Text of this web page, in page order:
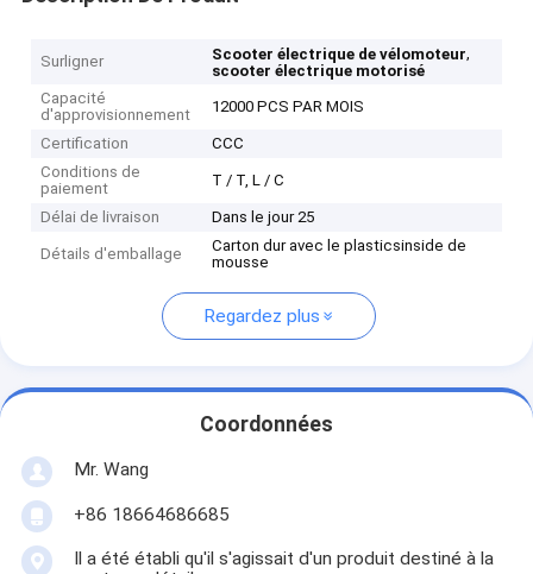
Surligner Scooter électrique de vélomoteur,
scooter électrique motorisé
Capacité
d'approvisionnement
12000 PCS PAR MOIS
Certification
CCC
Conditions de
paiement
T / T, L / C
Délai de livraison Dans le jour 25
Détails d'emballage
Carton dur avec le plasticsinside de
mousse
Regardez plus
Coordonnées
Mr. Wang
+86 18664686685
Il a été établi qu'il s'agissait d'un produit destiné à la